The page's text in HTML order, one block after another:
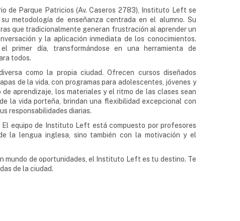
de Parque Patricios (Av. Caseros 2783), Instituto Left se
metodología de enseñanza centrada en el alumno. Su
que tradicionalmente generan frustración al aprender un
y la aplicación inmediata de los conocimientos.
primer día, transformándose en una herramienta de
todos.
como la propia ciudad. Ofrecen cursos diseñados
de la vida, con programas para adolescentes, jóvenes y
aprendizaje, los materiales y el ritmo de las clases sean
la vida porteña, brindan una flexibilidad excepcional con
responsabilidades diarias.
equipo de Instituto Left está compuesto por profesores
la lengua inglesa, sino también con la motivación y el
mundo de oportunidades, el Instituto Left es tu destino. Te
de la ciudad.